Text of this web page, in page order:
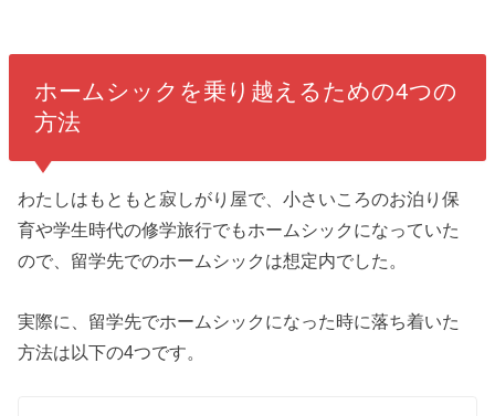
ホームシックを乗り越えるための4つの
方法
わたしはもともと寂しがり屋で、小さいころのお泊り保
育や学生時代の修学旅行でもホームシックになっていた
ので、留学先でのホームシックは想定内でした。
実際に、留学先でホームシックになった時に落ち着いた
方法は以下の4つです。